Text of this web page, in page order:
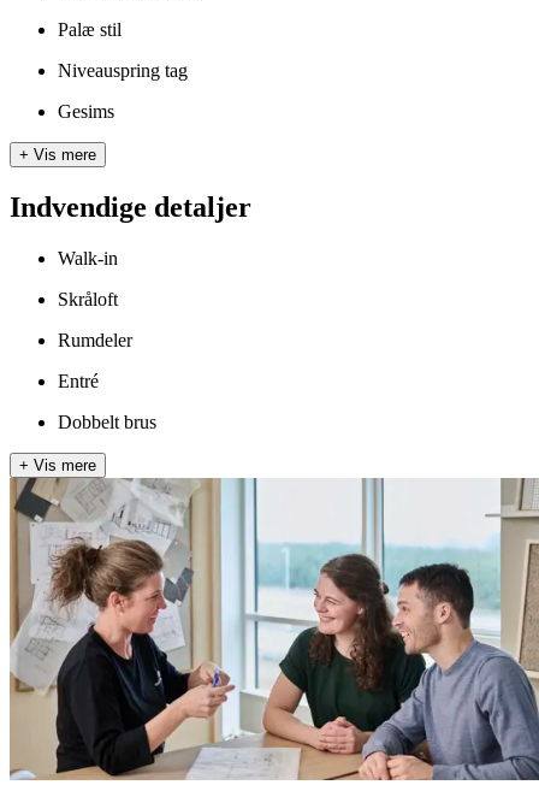
Palæ stil
Niveauspring tag
Gesims
+ Vis mere
Indvendige detaljer
Walk-in
Skråloft
Rumdeler
Entré
Dobbelt brus
+ Vis mere